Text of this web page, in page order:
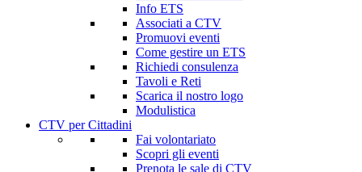
Info ETS
Associati a CTV
Promuovi eventi
Come gestire un ETS
Richiedi consulenza
Tavoli e Reti
Scarica il nostro logo
Modulistica
CTV per Cittadini
Fai volontariato
Scopri gli eventi
Prenota le sale di CTV